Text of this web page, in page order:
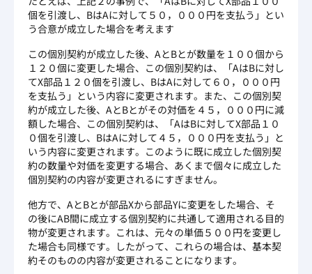
個を引渡し、BはAに対して５０，０００円を支払う」とい
う合意が成立した場合を考えます
この個別契約が成立した後、AとBとが数量を１００個から
１２０個に変更した場合、この個別契約は、「AはBに対し
てX部品１２０個を引渡し、BはAに対して６０，０００円
を支払う」という内容に変更されます。また、この個別契
約が成立した後、AとBとがその対価を４５，０００円に減
額した場合、この個別契約は、「AはBに対してX部品１０
０個を引渡し、BはAに対して４５，０００円を支払う」と
いう内容に変更されます。このように既に成立した個別契
約の数量や対価を変更する場合、あくまで個々に成立した
個別契約の内容が変更されるにすぎません。
他方で、AとBとが部品Xから部品Yに変更をした場合、そ
の後にAB間に成立する個別契約に共通して適用される目的
物が変更されます。これは、元々の単価５００円を変更し
た場合も同様です。したがって、これらの場合は、基本契
約そのものの内容が変更されることになります。